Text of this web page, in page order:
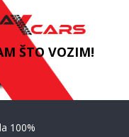
ŠTO VOZIM!
100%